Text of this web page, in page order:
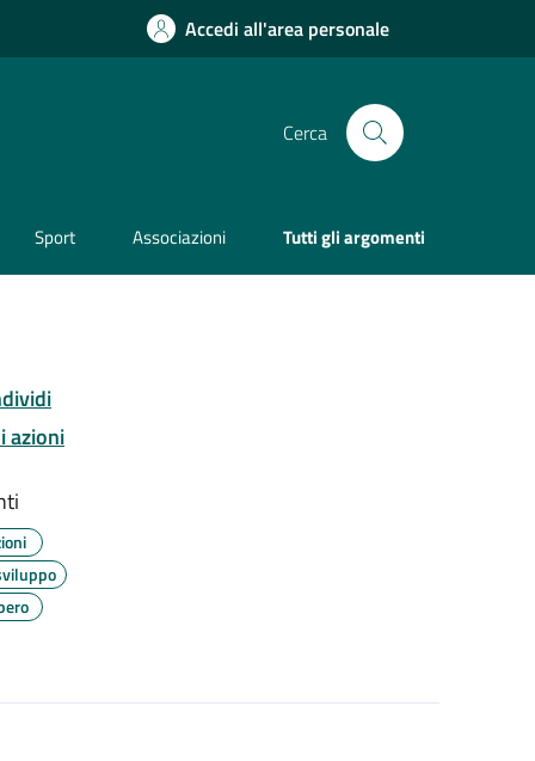
Accedi all'area personale
Cerca
Sport Associazioni Tutti gli argomenti
azioni